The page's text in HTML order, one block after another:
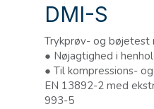
DMI-S
Trykprøv- og bøjetest
● Nøjagtighed i
● Til kompressions-
EN 13892-2 med
993-5